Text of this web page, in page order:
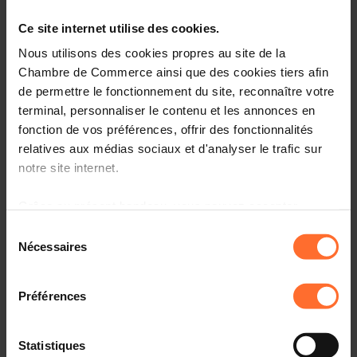
Ce site internet utilise des cookies.
Nous utilisons des cookies propres au site de la
Chambre de Commerce ainsi que des cookies tiers afin
de permettre le fonctionnement du site, reconnaître votre
terminal, personnaliser le contenu et les annonces en
fonction de vos préférences, offrir des fonctionnalités
relatives aux médias sociaux et d'analyser le trafic sur
notre site internet.
à l’exception des cookies strictement nécessaires au
fonctionnement du site. Une description des différents
cookies est accessible sous l’onglet « Détails » ci-
dessus.
Il est précisé que la navigation sur le site et certaines
Nécessaires
Préférences
Statistiques
projet(s) mentionné(s) sous rubrique.
Projekttexte
6876_PRGD_Texte_Commentaire_des_articles.pdf
6876_PRGD_Texte.pdf